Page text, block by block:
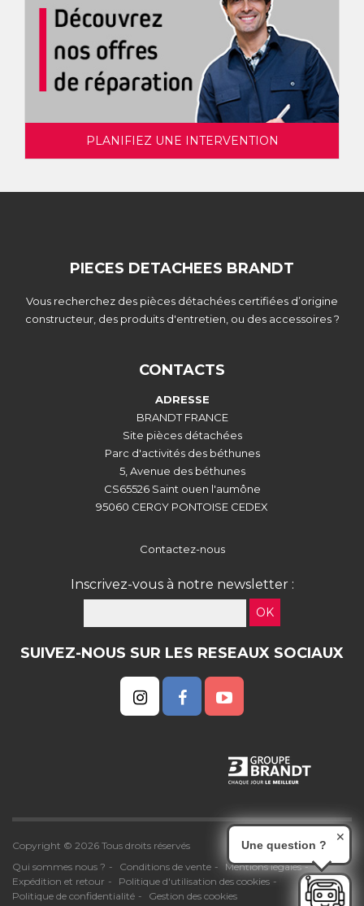
PLANIFIEZ UNE INTERVENTION
PIECES DETACHEES BRANDT
Vous recherchez des pièces détachées certifiées d’origine
constructeur, des produits d'entretien, ou des accessoires ?
CONTACTS
ADRESSE
BRANDT FRANCE
Site pièces détachées
Parc d'activités des béthunes
5, Avenue des béthunes
CS65526 Saint ouen l'aumône
95060 CERGY PONTOISE CEDEX
Contactez-nous
Inscrivez-vous à notre newsletter :
OK
SUIVEZ-NOUS SUR LES RESEAUX SOCIAUX
Copyright © 2026 Tous droits réservés
Qui sommes nous ?
Conditions de vente
Mentions légales
Expédition et retour
Politique d'utilisation des cookies
Politique de confidentialité
Gestion des cookies
Une question ?
✕